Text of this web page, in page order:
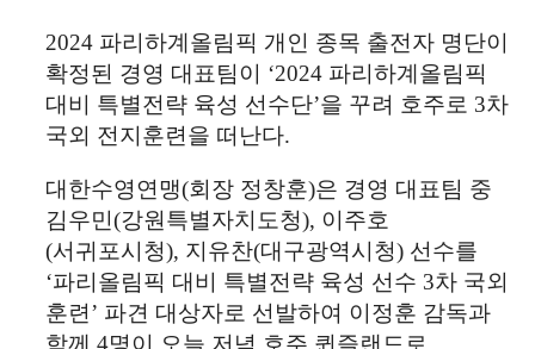
2024 파리하계올림픽 개인 종목 출전자 명단이
확정된 경영 대표팀이 ‘2024 파리하계올림픽
대비 특별전략 육성 선수단’을 꾸려 호주로 3차
국외 전지훈련을 떠난다.
대한수영연맹(회장 정창훈)은 경영 대표팀 중
김우민(강원특별자치도청), 이주호
(서귀포시청), 지유찬(대구광역시청) 선수를
‘파리올림픽 대비 특별전략 육성 선수 3차 국외
훈련 ’ 파견 대상자로 선발하여 이정훈 감독과
함께 4명이 오늘 저녁 호주 퀸즐랜드로